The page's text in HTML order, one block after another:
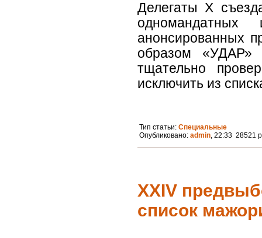
Делегаты Х
анонсированных
образом «УДАР»
тщательно
исключить из
Тип статьи: Специальные
Опубликовано: admin, 22:33 28521
ХХIV
список